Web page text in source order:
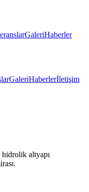
GaleriHaberler
GaleriHaberlerİletişim
hidrolik altyapı